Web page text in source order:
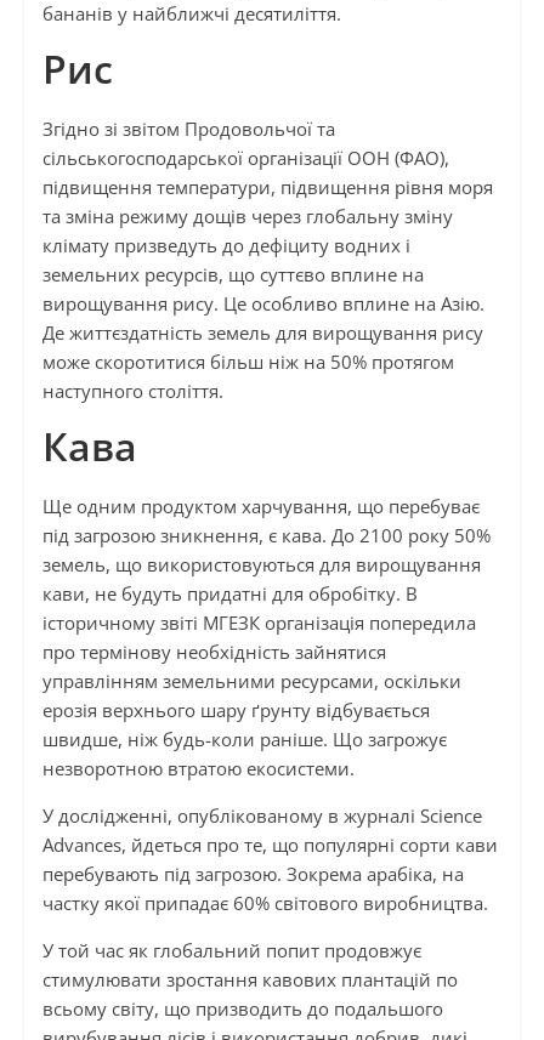
бананів у найближчі десятиліття.
Рис
Згідно зі звітом Продовольчої та
сільськогосподарської організації ООН (ФАО),
підвищення температури, підвищення рівня моря
та зміна режиму дощів через глобальну зміну
клімату призведуть до дефіциту водних і
земельних ресурсів, що суттєво вплине на
вирощування рису. Це особливо вплине на Азію.
Де життєздатність земель для вирощування рису
може скоротитися більш ніж на 50% протягом
наступного століття.
Кава
Ще одним продуктом харчування, що перебуває
під загрозою зникнення, є кава. До 2100 року 50%
земель, що використовуються для вирощування
кави, не будуть придатні для обробітку. В
історичному звіті МГЕЗК організація попередила
про термінову необхідність зайнятися
управлінням земельними ресурсами, оскільки
ерозія верхнього шару ґрунту відбувається
швидше, ніж будь-коли раніше. Що загрожує
незворотною втратою екосистеми.
У дослідженні, опублікованому в журналі Science
Advances, йдеться про те, що популярні сорти кави
перебувають під загрозою. Зокрема арабіка, на
частку якої припадає 60% світового виробництва.
У той час як глобальний попит продовжує
стимулювати зростання кавових плантацій по
всьому світу, що призводить до подальшого